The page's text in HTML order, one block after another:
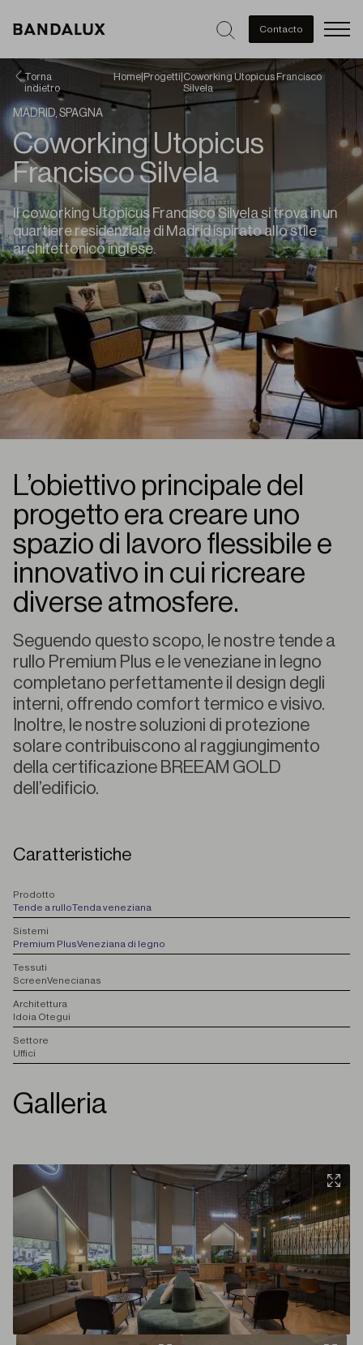
Contacto
Torna
indietro
Home Progetti Coworking Utopicus Francisco
Silvela
MADRID, SPAGNA
Coworking Utopicus
Francisco Silvela
Il coworking Utopicus Francisco Silvela si trova in un
quartiere residenziale di Madrid ispirato allo stile
architettonico inglese.
L’obiettivo principale del
progetto era creare uno
spazio di lavoro flessibile e
innovativo in cui ricreare
diverse atmosfere.
Seguendo questo scopo, le nostre tende a
rullo Premium Plus e le veneziane in legno
completano perfettamente il design degli
interni, offrendo comfort termico e visivo.
Inoltre, le nostre soluzioni di protezione
solare contribuiscono al raggiungimento
della certificazione BREEAM GOLD
dell’edificio.
Caratteristiche
Prodotto
Tende a rulloTenda veneziana
Sistemi
Premium PlusVeneziana di legno
Tessuti
ScreenVenecianas
Architettura
Idoia Otegui
Settore
Uffici
Galleria